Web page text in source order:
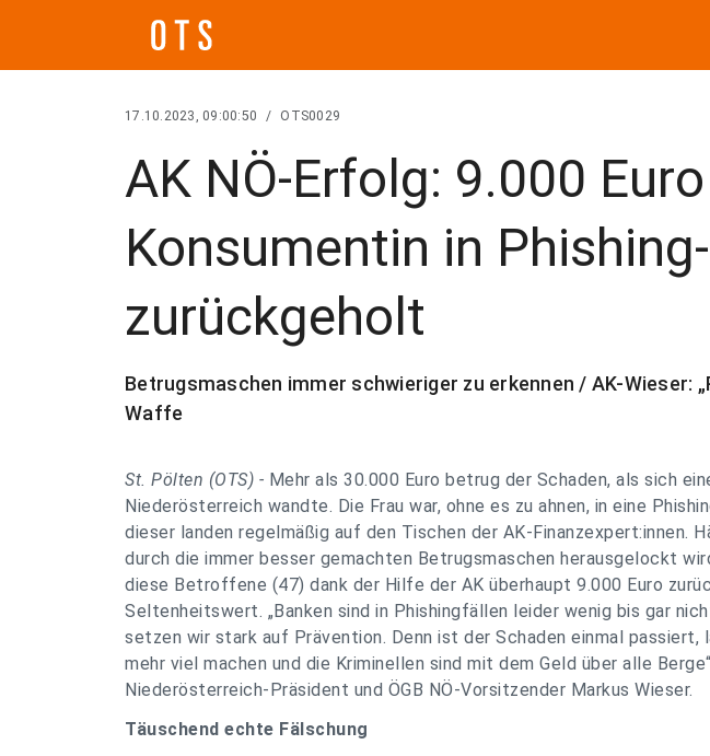
17.10.2023, 09:00:50 / OTS0029
AK NÖ-Erfolg: 9.000
Konsumentin in
zurückgeholt
Betrugsmaschen immer schwieriger zu erkennen / AK-Wieser:
Waffe
St. Pölten (OTS) - Mehr als 30.000 Euro betrug der Schaden, als sich
Niederösterreich wandte. Die Frau war, ohne es zu ahnen, in eine
dieser landen regelmäßig auf den Tischen der AK-Finanzexpert:innen.
durch die immer besser gemachten Betrugsmaschen herausgelockt
diese Betroffene (47) dank der Hilfe der AK überhaupt 9.000 Euro
Seltenheitswert. „Banken sind in Phishingfällen leider wenig bis gar
setzen wir stark auf Prävention. Denn ist der Schaden einmal
mehr viel machen und die Kriminellen sind mit dem Geld über alle
Niederösterreich-Präsident und ÖGB NÖ-Vorsitzender Markus Wieser.
Täuschend echte Fälschung